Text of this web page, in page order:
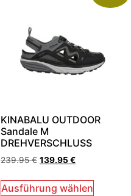
KINABALU OUTDOOR
Sandale M
DREHVERSCHLUSS
239.95€ 139.95€
Ausführung wählen